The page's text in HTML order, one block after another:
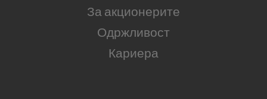
За акционерите
Одржливост
Кариера